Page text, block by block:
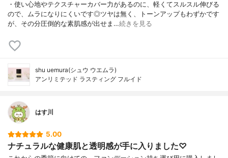
・使い心地やテクスチャーカバー力があるのに、軽くてスルスル伸びる
ので、ムラになりにくいです◎ツヤは無く、トーンアップもわずかです
が、その分圧倒的な素肌感が出せま…続きを見る
shu uemura(シュウ ウエムラ)
アンリミテッド ラスティング フルイド
はす川
5.00
ナチュラルな健康肌と透明感が手に入りました♡